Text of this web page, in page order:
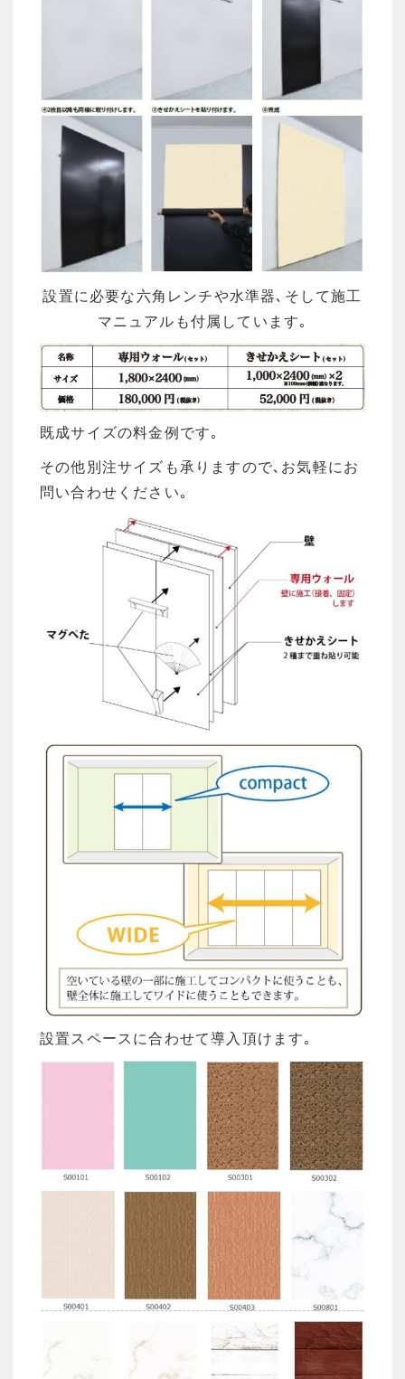
設置に必要な六角レンチや水準器､そして施工
マニュアルも付属しています｡
既成サイズの料金例です｡
その他別注サイズも承りますので､お気軽にお
問い合わせください｡
設置スペースに合わせて導入頂けます｡